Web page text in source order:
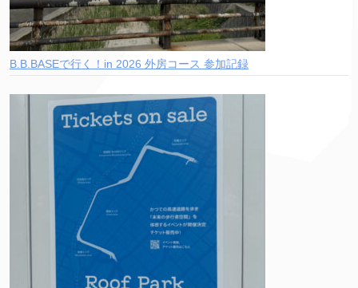
B.B.BASEで行く！in 2026 外房コース 参加記録